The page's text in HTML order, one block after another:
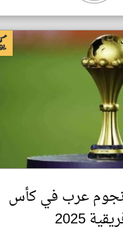
7 نجوم عرب في كأس
2025